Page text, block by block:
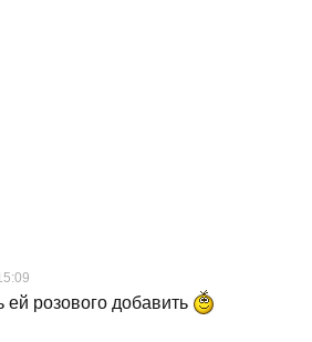
ей розового добавить